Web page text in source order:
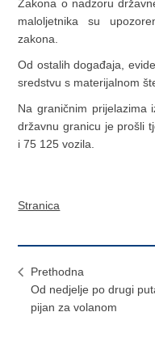
Zakona o nadzoru
maloljetnika su
zakona.
Od ostalih događaja,
sredstvu s materijalnom
Na graničnim prijelazima
državnu granicu je prošli
i 75 125 vozila.
Stranica
Prethodna
Od nedjelje po drugi
pijan za volanom